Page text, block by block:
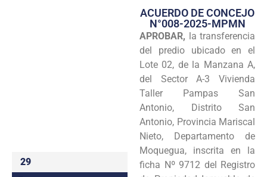
Transparencia
Seguridad
Programas
Intranet
29
ACUERDO DE CONCEJO
N°008-2025-MPMN
APROBAR, la transferencia
del predio ubicado en el
Lote 02, de la Manzana A,
del Sector A-3 Vivienda
Taller Pampas San
Antonio, Distrito San
Antonio, Provincia Mariscal
Nieto, Departamento de
Moquegua, inscrita en la
ficha Nº 9712 del Registro